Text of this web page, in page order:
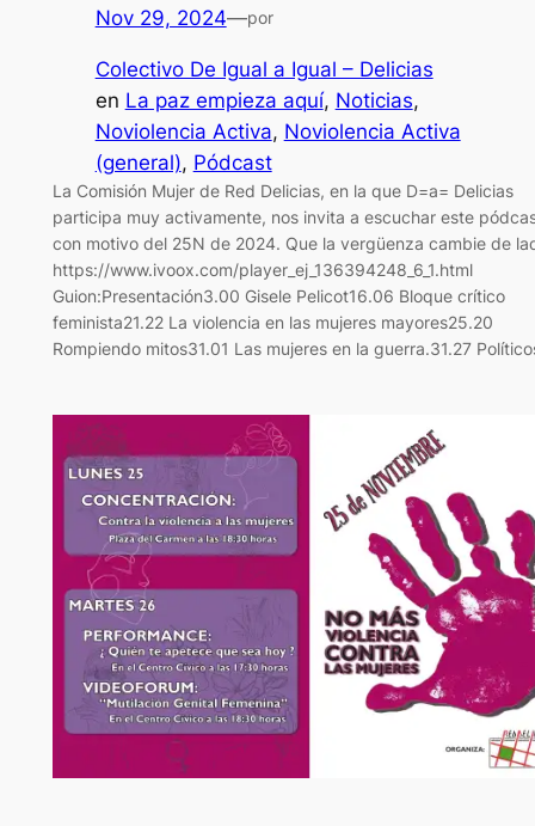
Nov 29, 2024—por
Colectivo De Igual a Igual – Delicias
en La paz empieza aquí, Noticias
Noviolencia Activa, Noviolencia Activa
(general), Pódcast
La Comisión Mujer de Red Delicias, en la que D=a= Delicias
participa muy activamente, nos invita a escuchar este
con motivo del 25N de 2024. Que la vergüenza cambie de
https://www.ivoox.com/player_ej_136394248_6_1.html
Guion:Presentación3.00 Gisele Pelicot16.06 Bloque crítico
feminista21.22 La violencia en las mujeres mayores25.20
Rompiendo mitos31.01 Las mujeres en la guerra.31.27